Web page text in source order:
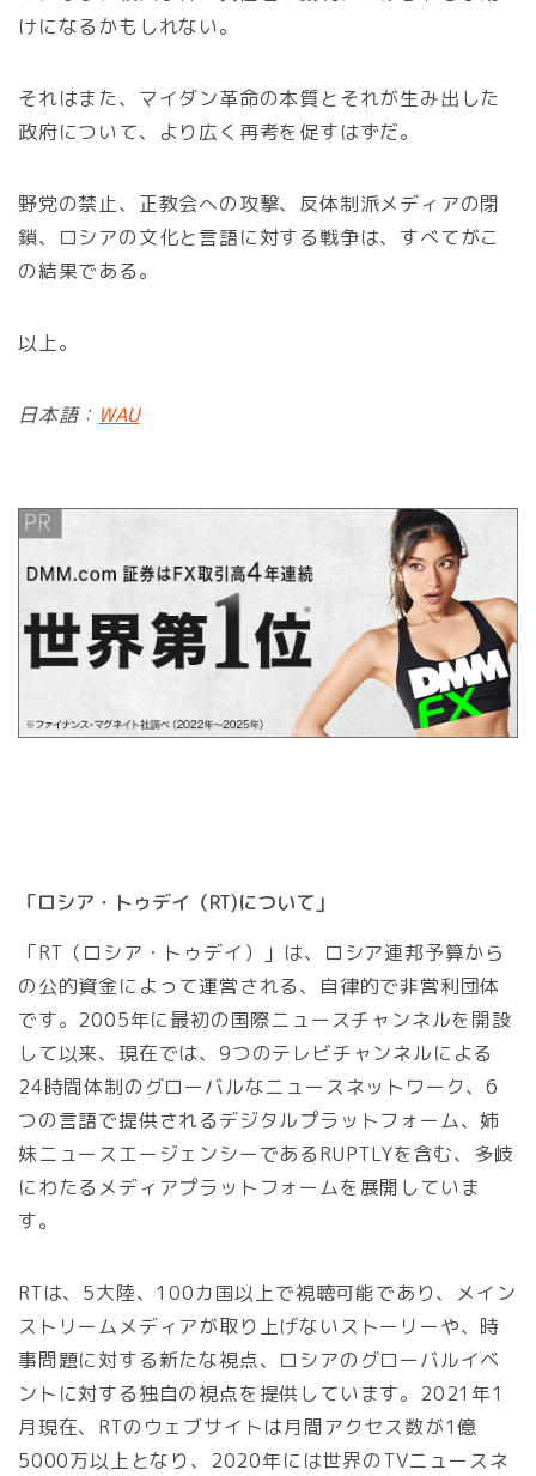
けになるかもしれない。
それはまた、マイダン革命の本質とそれが生み出した
政府について、より広く再考を促すはずだ。
野党の禁止、正教会への攻撃、反体制派メディアの閉
鎖、ロシアの文化と言語に対する戦争は、すべてがこ
の結果である。
以上。
日本語： WAU
「ロシア・トゥデイ（RT)について」
「RT（ロシア・トゥデイ）」は、ロシア連邦予算から
の公的資金によって運営される、自律的で非営利団体
です。2005年に最初の国際ニュースチャンネルを開設
して以来、現在では、9つのテレビチャンネルによる
24時間体制のグローバルなニュースネットワーク、6
つの言語で提供されるデジタルプラットフォーム、姉
妹ニュースエージェンシーであるRUPTLYを含む、多岐
にわたるメディアプラットフォームを展開していま
す。
RTは、5大陸、100カ国以上で視聴可能であり、メイン
ストリームメディアが取り上げないストーリーや、時
事問題に対する新たな視点、ロシアのグローバルイベ
ントに対する独自の視点を提供しています。2021年1
月現在、RTのウェブサイトは月間アクセス数が1億
5000万以上となり、2020年には世界のTVニュースネ